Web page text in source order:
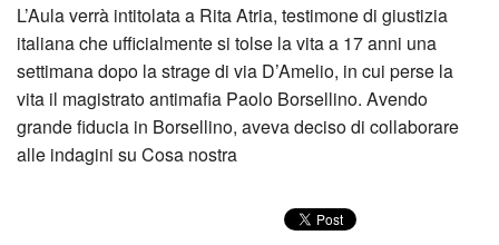
L’Aula verrà intitolata a Rita Atria, testimone di giustizia
italiana che ufficialmente si tolse la vita a 17 anni una
settimana dopo la strage di via D’Amelio, in cui perse la
vita il magistrato antimafia Paolo Borsellino. Avendo
grande fiducia in Borsellino, aveva deciso di collaborare
alle indagini su Cosa nostra